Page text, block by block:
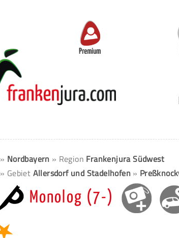
Premium
» Nordbayern » Region Frankenjura Südwest
» Gebiet Allersdorf und Stadelhofen »
Monolog (7-)